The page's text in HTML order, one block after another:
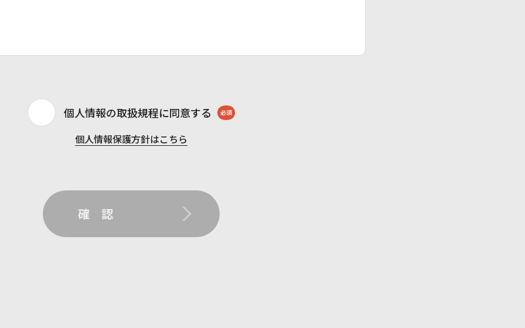
個人情報の取扱規程に同意する 必須
個人情報保護方針はこちら
確 認